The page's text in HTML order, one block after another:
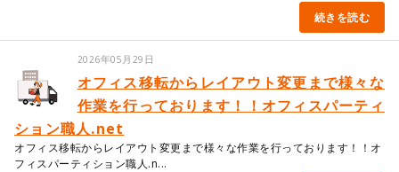
続きを読む
2026年05月29日
オフィス移転からレイアウト変更まで様々な
作業を行っております！！オフィスパーティ
ション職人.net
オフィス移転からレイアウト変更まで様々な作業を行っております！！オ
フィスパーティション職人.n...